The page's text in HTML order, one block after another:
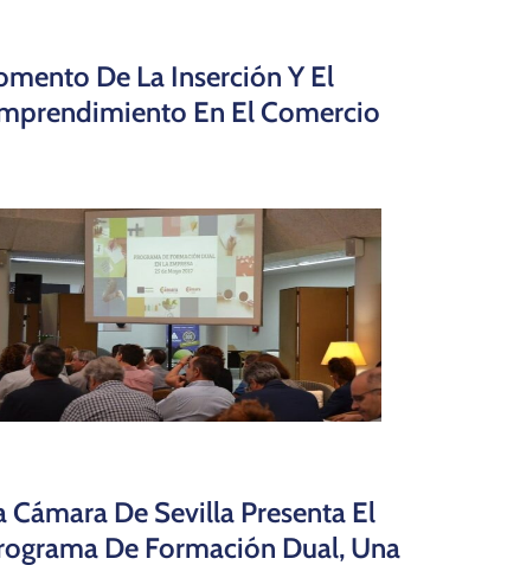
De La Inserción Y El
En El Comercio
Cámara De Sevilla Presenta El
De Formación Dual, Una